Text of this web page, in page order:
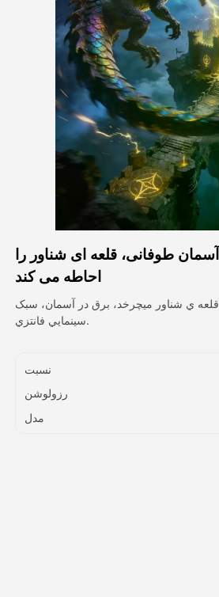
ویدیوی آواتار
ویدیوی AI
عکس
ابزارهای دیگر
همه الگوها
گالری
بلاگ
قیمت‌ها
طوفانی، قلعه ای شناور را
احاطه می کند
ي شناور ميچرخد، برق در آسمان، سبک
سينمايي فانتزي.
نسبت
رزولوشن
مدل